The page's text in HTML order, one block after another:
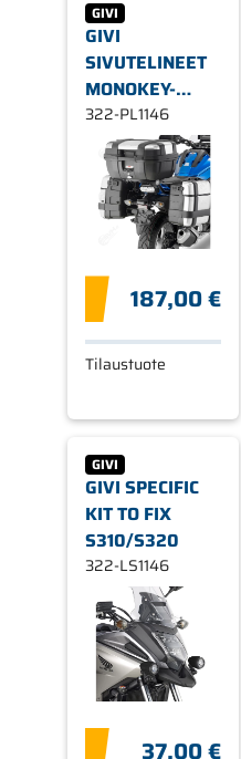
GIVI
GIVI
SIVUTELINEET
MONOKEY-
LAUKUILLE
PL1146, HONDA
NC750S/X 16-17
322-PL1146
187,00 €
Tilaustuote
GIVI
GIVI SPECIFIC
KIT TO FIX
S310/S320
322-LS1146
37,00 €